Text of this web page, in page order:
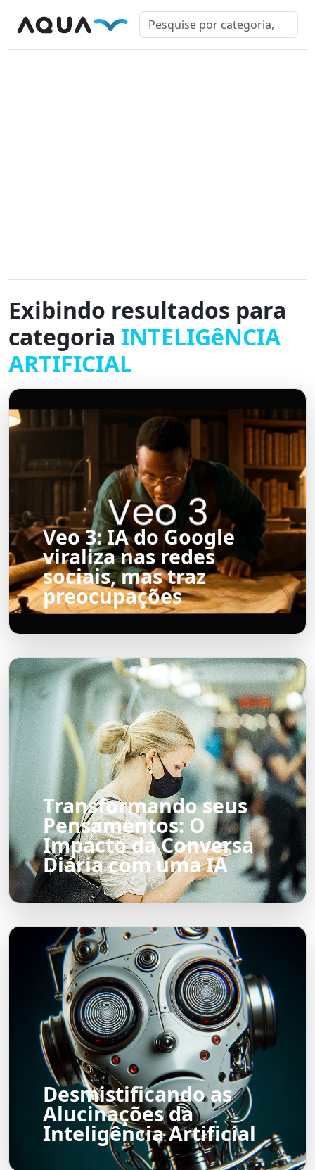
Exibindo resultados para
categoria INTELIGêNCIA
ARTIFICIAL
Veo 3: IA do Google
viraliza nas redes
sociais, mas traz
preocupações
Transformando seus
Pensamentos: O
Impacto da Conversa
Diária com uma IA
Desmistificando as
Alucinações da
Inteligência Artificial